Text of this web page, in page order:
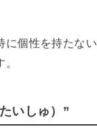
個性を持たな
いしゅ）”